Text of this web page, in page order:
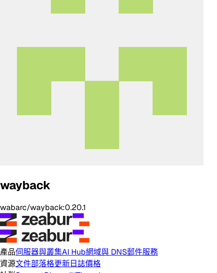
wayback
wabarc/wayback:0.20.1
產品伺服器與叢集AI Hub網域與 DNS郵件服務
資源文件部落格更新日誌價格